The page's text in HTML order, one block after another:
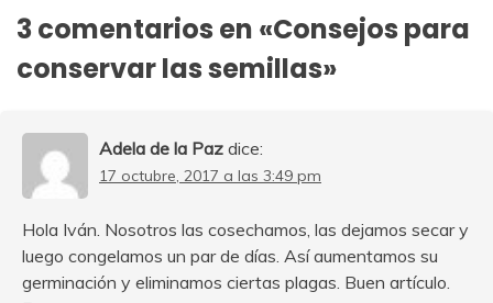
3 comentarios en «Consejos para
conservar las semillas»
Adela de la Paz dice:
17 octubre, 2017 a las 3:49 pm
Hola Iván. Nosotros las cosechamos, las dejamos secar y
luego congelamos un par de días. Así aumentamos su
germinación y eliminamos ciertas plagas. Buen artículo.